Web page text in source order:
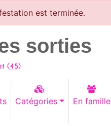
est terminée.
sorties
(45)
Catégories En famille